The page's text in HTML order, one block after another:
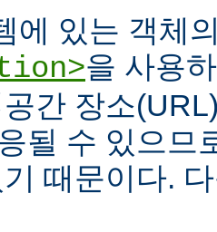
에 있는 객체
을 사용
간 장소
될 수 있으므
때문이다.